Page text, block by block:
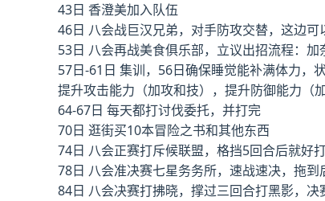
43日 香澄美加入队伍
46日 八会战巨汉兄弟，对手防攻交替，这边可
53日 八会再战美食俱乐部，立议出招流程：
57日-61日 集训，56日确保睡觉能补满体力，
提升攻击能力（加攻和技），提升防御能力（
64-67日 每天都打讨伐委托，并打完
70日 逛街买10本冒险之书和其他东西
74日 八会正赛打斥候联盟，格挡5回合后就好
78日 八会准决赛七星务务所，速战速决，拖
84日 八会决赛打拂晓，撑过三回合打黑影，决